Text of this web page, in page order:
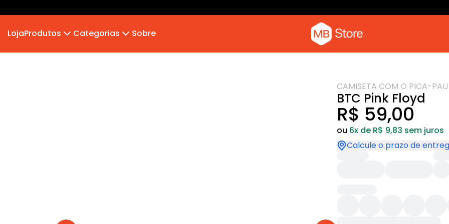
LojaProdutos
Camiseta Infantil
Moletom Camiseta
Camiseta com o pica-pau
Categorias
MB 2026
Sobre
CAMISETA COM O PICA-PAU
BTC Pink Floyd
R$ 59,00
ou 6x de R$ 9,83 sem juros
Calcule o prazo de